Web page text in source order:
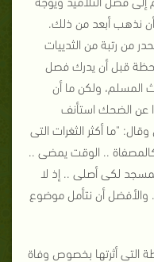
أن نذهب أبعد من ذلك.
من رتبة من الثدييات
قبل أن يدرك فصل
المسلم، ولكن ما أن
عن الضحك استأنف
"ما أكثر الثغرات التى
.. الوقت يمضى ..
لكى أصلى .. إذ لا
والأفضل أن نتأمل موضوع
التى أثرتها بخصوص وفاة